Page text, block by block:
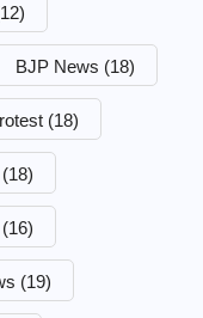
BJP News (18)
(18)
(18)
(16)
(19)